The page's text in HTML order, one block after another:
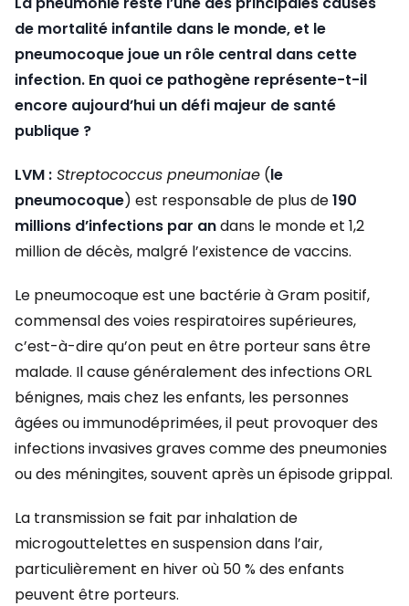
de mortalité infantile dans le monde, et le
pneumocoque joue un rôle central dans cette
infection. En quoi ce pathogène représente-t-il
encore aujourd’hui un défi majeur de santé
publique ?
LVM : Streptococcus pneumoniae (le
pneumocoque) est responsable de plus de190
millions d’infections par andans le monde et 1,2
million de décès, malgré l’existence de vaccins.
Le pneumocoque est une bactérie à Gram positif,
commensal des voies respiratoires supérieures,
c’est-à-dire qu’on peut en être porteur sans être
malade. Il cause généralement des infections ORL
bénignes, mais chez les enfants, les personnes
âgées ou immunodéprimées, il peut provoquer des
infections invasives graves comme des pneumonies
ou des méningites, souvent après un épisode grippal.
La transmission se fait par inhalation de
microgouttelettes en suspension dans l’air,
particulièrement en hiver où 50 % des enfants
peuvent être porteurs.